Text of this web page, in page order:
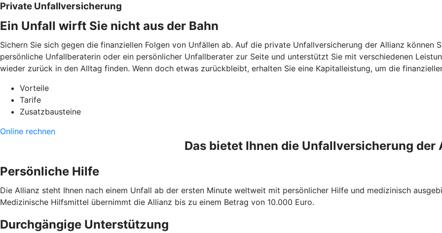
Private Unfallversicherung
Ein Unfall wirft Sie nicht aus der Bahn
Sichern Sie sich gegen die finanziellen Folgen von Unfällen ab. Auf die private Unfallversicherung der Allianz können
persönliche Unfallberaterin oder ein persönlicher Unfallberater zur Seite und unterstützt Sie mit verschiedenen
wieder zurück in den Alltag finden. Wenn doch etwas zurückbleibt, erhalten Sie eine Kapitalleistung, um die
Vorteile
Tarife
Zusatzbausteine
Online rechnen
Das bietet Ihnen die Unfallversicherung der
Persönliche Hilfe
Die Allianz steht Ihnen nach einem Unfall ab der ersten Minute weltweit mit persönlicher Hilfe und medizinisch
Medizinische Hilfsmittel übernimmt die Allianz bis zu einem Betrag von 10.000 Euro.
Durchgängige Unterstützung